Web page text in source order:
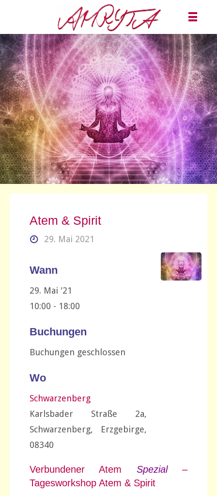
Atem & Spirit
29. Mai 2021
Wann
29. Mai '21
10:00 - 18:00
Buchungen
Buchungen geschlossen
Wo
Schwarzenberg
Karlsbader Straße 2a,
Schwarzenberg, Erzgebirge,
08340
Verbundener Atem Spezial–
Tagesworkshop Atem & Spirit